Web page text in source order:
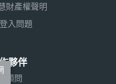
功能
覽編輯軟體
財產權聲明
入問題
夥伴
顧問